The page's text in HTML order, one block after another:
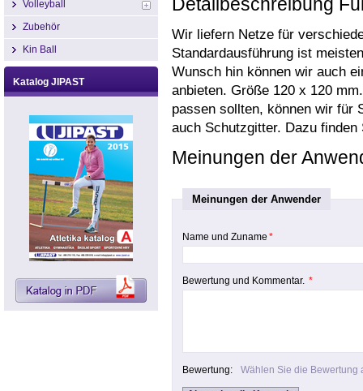
Wir liefern Netze für
Standardausführung ist
Wunsch hin können wir auch
anbieten. Größe 120 x 120
passen sollten, können wir für
auch Schutzgitter. Dazu
Meinungen der
Meinungen der Anwender
Name und Zuname *
Bewertung und Kommentar. *
Bewertung: Wählen Sie die Bewertung
Volleyball
Zubehör
Kin Ball
Katalog JIPAST